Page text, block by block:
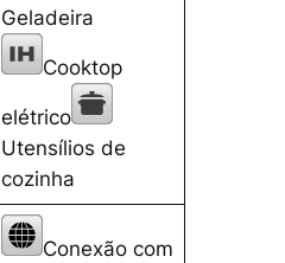
Geladeira
Cooktop
elétrico
Utensílios de
cozinha
Conexão com